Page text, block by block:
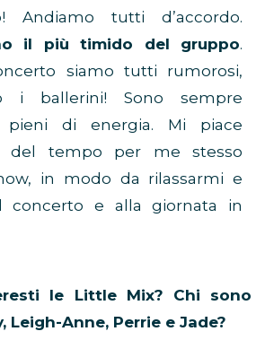
Andiamo tutti d’accordo.
il più timido del gruppo.
siamo tutti rumorosi,
i ballerini! Sono sempre
di energia. Mi piace
del tempo per me stesso
in modo da rilassarmi e
concerto e alla giornata in
le Little Mix? Chi sono
Leigh-Anne, Perrie e Jade?